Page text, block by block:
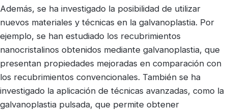
Además, se ha investigado la posibilidad de utilizar
nuevos materiales y técnicas en la galvanoplastia. Por
ejemplo, se han estudiado los recubrimientos
nanocristalinos obtenidos mediante galvanoplastia, que
presentan propiedades mejoradas en comparación con
los recubrimientos convencionales. También se ha
investigado la aplicación de técnicas avanzadas, como la
galvanoplastia pulsada, que permite obtener